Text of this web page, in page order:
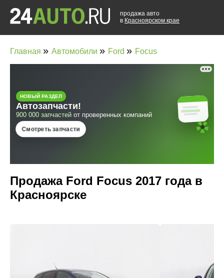
продажа авто
в Красноярском крае
Главная » Автомобили » Ford » Focus
Продажа Ford Focus 2017 года в
Красноярске